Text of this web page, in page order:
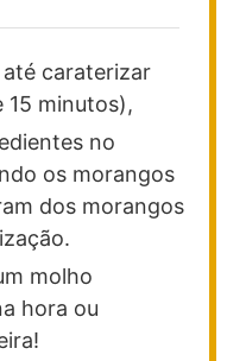
caraterizar
15 minutos),
no
os morangos
dos morangos
molho
hora ou